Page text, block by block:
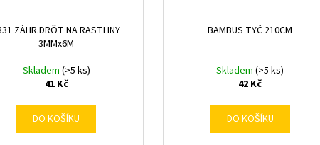
ZÁHR.DRÔT NA RASTLINY
3MMx6M
Skladem (>5 ks)
41 Kč
DO KOŠÍKU
BAMBUS TYČ 210CM
Skladem(>5 ks)
42 Kč
DO KOŠÍKU